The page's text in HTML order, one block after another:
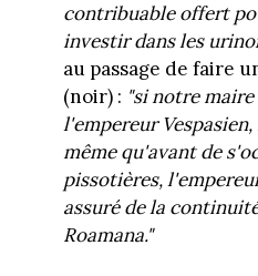
contribuable offert
investir dans les
au passage de faire
(noir) : "si notre
l'empereur
même qu'avant de
pissotières,
assuré de la
Roamana."